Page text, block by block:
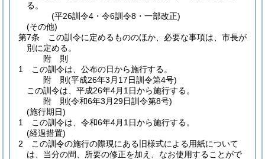
る。
(平26訓令4・令6訓令8・一部改正)
(その他)
第7条
この訓令に定めるもののほか、必要な事項は、市長が
別に定める。
附 則
1
この訓令は、公布の日から施行する。
附 則(平成26年3月17日訓令第4号)
この訓令は、平成26年4月1日から施行する。
附 則(令和6年3月29日訓令第8号)
(施行期日)
1
この訓令は、令和6年4月1日から施行する。
(経過措置)
2
この訓令の施行の際現にある旧様式による用紙について
は、当分の間、所要の修正を加え、なお使用することがで